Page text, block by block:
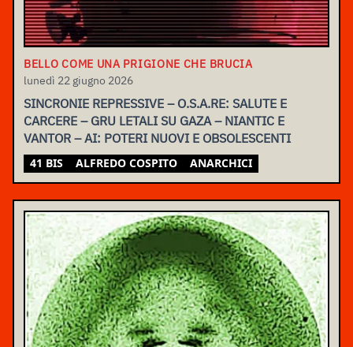
BELLO COME UNA PRIGIONE CHE BRUCIA
lunedì 22 giugno 2026
SINCRONIE REPRESSIVE – O.S.A.RE: SALUTE E
CARCERE – GRU LETALI SU GAZA – NIANTIC E
VANTOR – AI: POTERI NUOVI E OBSOLESCENTI
41 BIS ALFREDO COSPITO ANARCHICI